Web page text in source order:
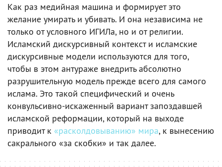
Как раз медийная машина и формирует это
желание умирать и убивать. И она независима не
только от условного ИГИЛа, но и от религии.
Исламский дискурсивный контекст и исламские
дискурсивные модели используются для того,
чтобы в этом антураже внедрить абсолютно
разрушительную модель прежде всего для самого
ислама. Это такой специфический и очень
конвульсивно-искаженный вариант запоздавшей
исламской реформации, который на выходе
приводит к «расколдовыванию» мира, к вынесению
сакрального «за скобки» и так далее.